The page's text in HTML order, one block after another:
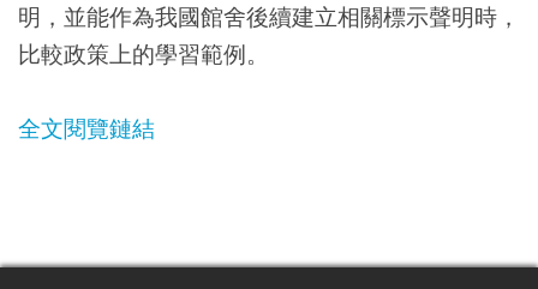
明，並能作為我國館舍後續建立相關標示聲明時，
比較政策上的學習範例。
全文閱覽鏈結